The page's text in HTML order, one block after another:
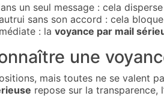
un seul message : cela disperse
sans son accord : cela
: la voyance par mail
une
mais toutes ne se valent
repose sur la transparence,